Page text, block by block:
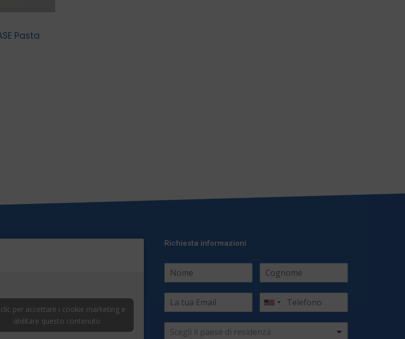
Pasta
clic per accettare i cookie marketing e
abilitare questo contenuto
Richiesta informazioni
Scegli il paese di residenza